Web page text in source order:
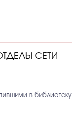
СЕТИ
в библиотеку